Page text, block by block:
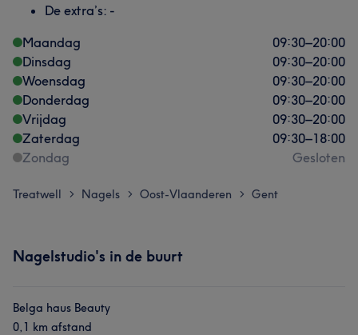
De extra’s: -
Maandag
09:30–20:00
Dinsdag
09:30–20:00
Woensdag
09:30–20:00
Donderdag
09:30–20:00
Vrijdag
09:30–20:00
Zaterdag
09:30–18:00
Zondag
Gesloten
Treatwell > Nagels > Oost-Vlaanderen > Gent
Nagelstudio's in de buurt
Belga haus Beauty
0,1 km afstand